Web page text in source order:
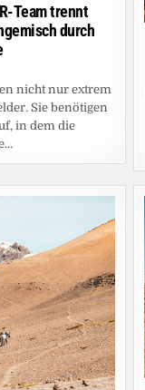
Team trennt
durch
nicht nur extrem
Sie benötigen
in dem die